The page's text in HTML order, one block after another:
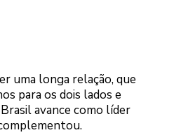
uma longa relação, que
para os dois lados e
avance como líder